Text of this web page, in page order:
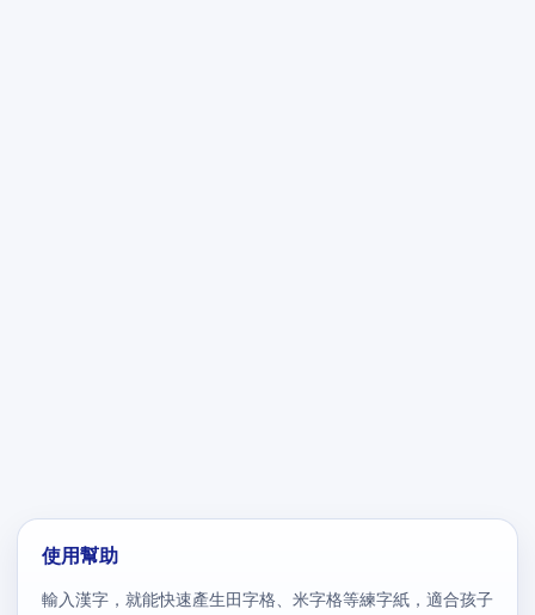
使用幫助
輸入漢字，就能快速產生田字格、米字格等練字紙，適合孩子